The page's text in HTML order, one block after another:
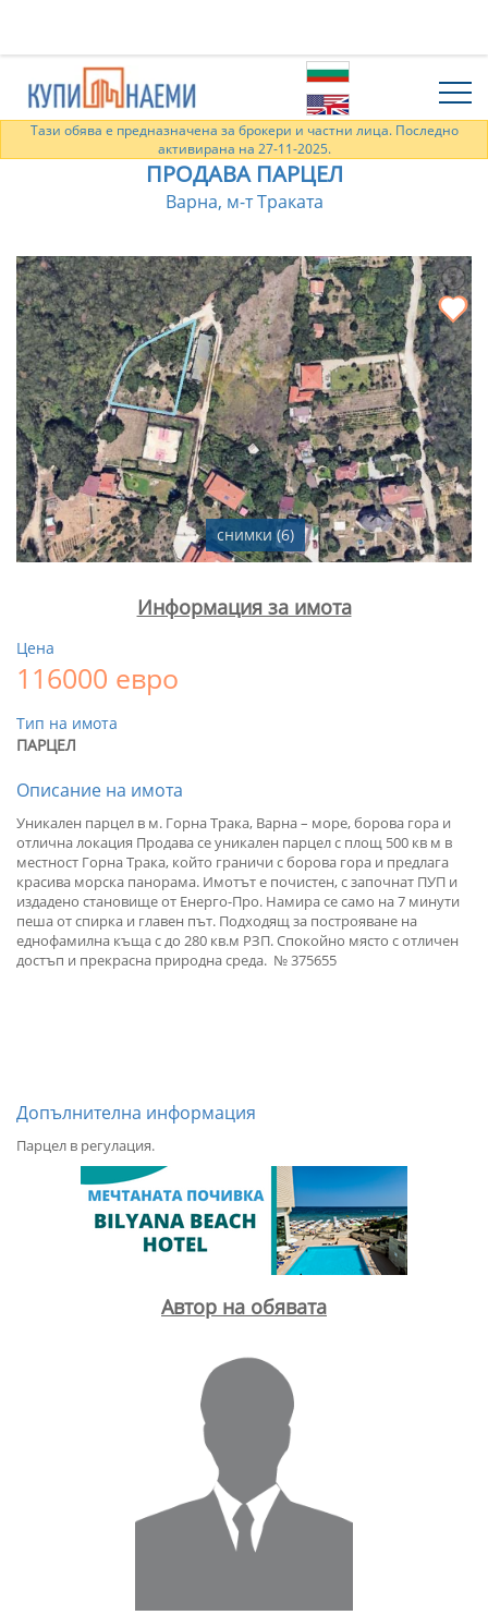
Тази обява е предназначена за брокери и частни лица. Последно
активирана на 27-11-2025.
ПРОДАВА ПАРЦЕЛ
Варна, м-т Траката
снимки (6)
Информация за имота
Цена
116000 евро
Тип на имота
ПАРЦЕЛ
Описание на имота
Уникален парцел в м. Горна Трака, Варна – море, борова гора и
отлична локация Продава се уникален парцел с площ 500 кв м в
местност Горна Трака, който граничи с борова гора и предлага
красива морска панорама. Имотът е почистен, с започнат ПУП и
издадено становище от Енерго-Про. Намира се само на 7 минути
пеша от спирка и главен път. Подходящ за построяване на
еднофамилна къща с до 280 кв.м РЗП. Спокойно място с отличен
достъп и прекрасна природна среда. № 375655
Допълнителна информация
Парцел в регулация.
Автор на обявата